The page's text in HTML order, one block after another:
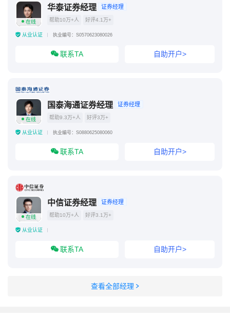
在线
华泰证券经理 证券经理
帮助10万+人 好评4.1万+
从业认证 执业编号：S0570623080026
联系TA 自助开户>
在线
国泰海通证券经理 证券经理
帮助9.3万+人 好评3万+
从业认证 执业编号：S0880625080060
联系TA 自助开户>
在线
中信证券经理 证券经理
帮助10万+人 好评3.1万+
从业认证
联系TA 自助开户>
查看全部经理